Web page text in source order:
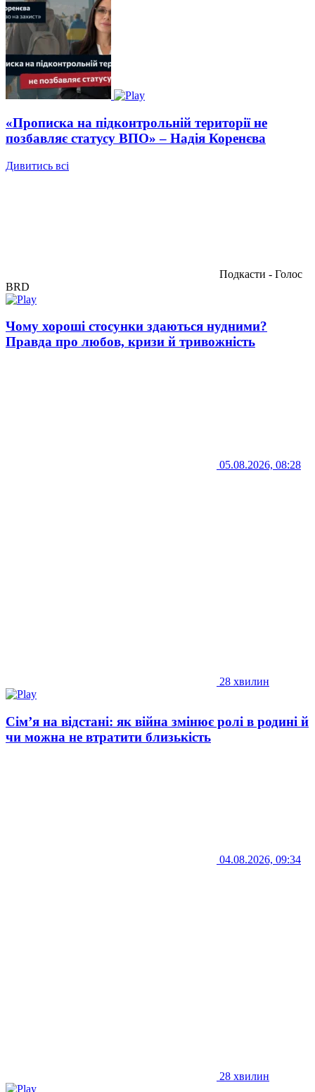
«Прописка на підконтрольній території не
позбавляє статусу ВПО» – Надія Коренєва
Дивитись всі
Подкасти - Голос
BRD
Чому хороші стосунки здаються нудними?
Правда про любов, кризи й тривожність
05.08.2026, 08:28
28 хвилин
Сім’я на відстані: як війна змінює ролі в родині й
чи можна не втратити близькість
04.08.2026, 09:34
28 хвилин